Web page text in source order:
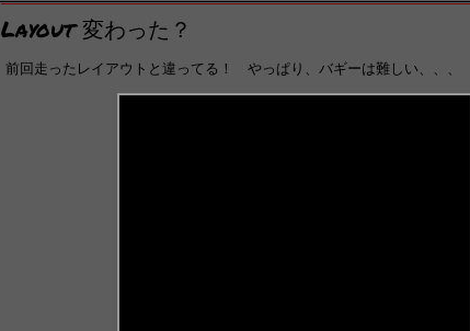
Layout 変わった？
前回走ったレイアウトと違ってる！ やっぱり、バギーは難しい、、、